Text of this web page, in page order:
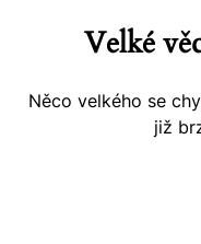
Velké
Něco velkého se
již